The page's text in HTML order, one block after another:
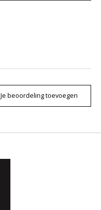
Je beoordeling toevoegen